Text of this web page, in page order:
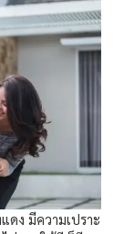
ง มีความเปราะ